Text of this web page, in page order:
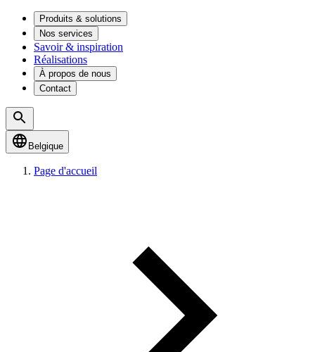
Produits & solutions
Nos services
Savoir & inspiration
Réalisations
À propos de nous
Contact
Belgique
Page d'accueil